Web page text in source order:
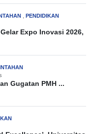
PENDIDIKAN
Expo Inovasi 2026,
Gugatan PMH ...